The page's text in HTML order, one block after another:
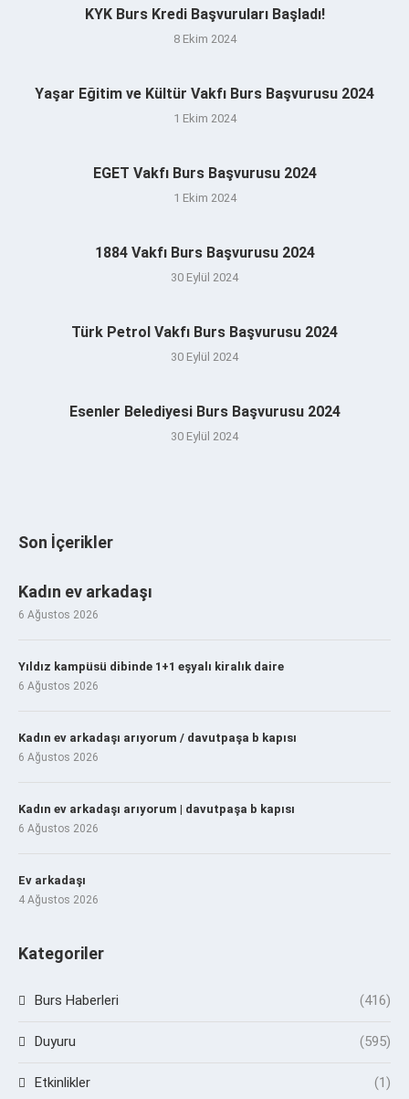
KYK Burs Kredi Başvuruları Başladı!
8 Ekim 2024
Yaşar Eğitim ve Kültür Vakfı Burs Başvurusu 2024
1 Ekim 2024
EGET Vakfı Burs Başvurusu 2024
1 Ekim 2024
1884 Vakfı Burs Başvurusu 2024
30 Eylül 2024
Türk Petrol Vakfı Burs Başvurusu 2024
30 Eylül 2024
Esenler Belediyesi Burs Başvurusu 2024
30 Eylül 2024
Son İçerikler
Kadın ev arkadaşı
6 Ağustos 2026
Yıldız kampüsü dibinde 1+1 eşyalı kiralık daire
6 Ağustos 2026
Kadın ev arkadaşı arıyorum / davutpaşa b kapısı
6 Ağustos 2026
Kadın ev arkadaşı arıyorum | davutpaşa b kapısı
6 Ağustos 2026
Ev arkadaşı
4 Ağustos 2026
Kategoriler
Burs Haberleri (416)
Duyuru (595)
Etkinlikler (1)